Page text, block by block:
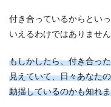
に
は
付き合っているからとい
いえるわけではありません
もしかしたら、付き合っ
見えていて、日々あなた
動揺しているのかも知れ